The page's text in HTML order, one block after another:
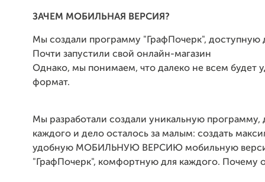
ЗАЧЕМ МОБИЛЬНАЯ ВЕРСИЯ?
Мы создали программу "ГрафПочерк", доступную
Почти запустили свой онлайн-магазин
Однако, мы понимаем, что далеко не всем будет
формат.
Мы разработали создали уникальную программу,
каждого и дело осталось за малым: создать
удобную МОБИЛЬНУЮ ВЕРСИЮ мобильную
"ГрафПочерк", комфортную для каждого. Почему